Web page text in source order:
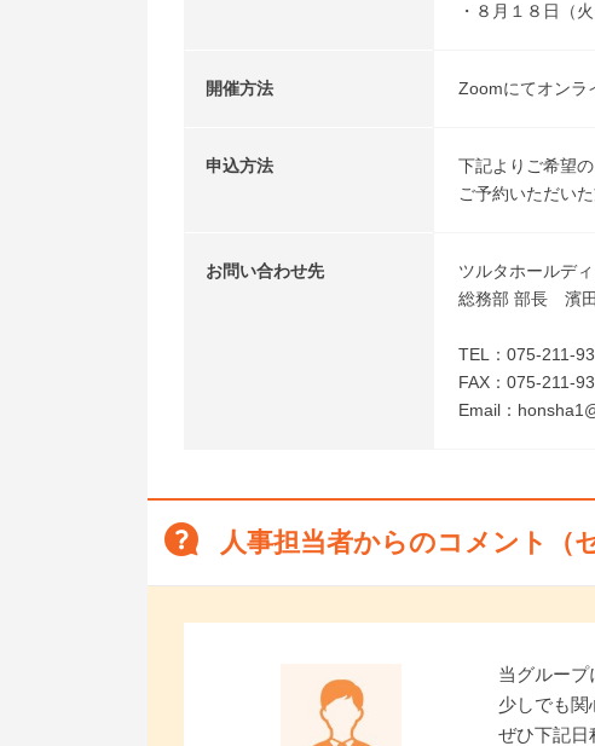
・８月１８日（
開催方法 Zoomにてオンラ
申込方法
下記よりご希望
ご予約いただい
お問い合わせ先
ツルタホールデ
総務部 部長 濱田
TEL：075-211-
FAX：075-211-
Email：
人事担当者からのコメント（
当グループ
少しでも関
ぜひ下記日